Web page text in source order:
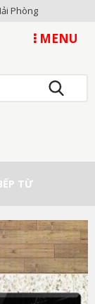
Phòng
MENU
TỪ